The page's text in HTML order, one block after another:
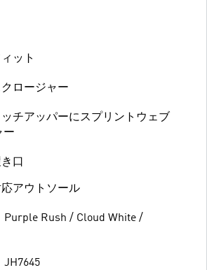
ット
ロージャー
チアッパーにスプリントウェブ
ー
口
アウトソール
Purple Rush / Cloud White /